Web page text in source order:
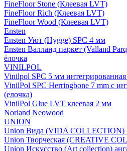
FineFloor Stone (Клеевая LVT)
FineFloor Rich (Клеевая LVT)
FineFloor Wood (Клеевая LVT)
Ensten
Ensten Уют (Hygge) SPC 4 мм
Ensten Валланд паркет (Valland
ёлочка
VINILPOL
Vinilpol SPC 5 мм
VinilPol SPC Herringbone 7 mm с
(елочка)
VinilPol Glue LVT клеевая 2 мм
Norland Neowood
UNION
Union Вида (VIDA COLLECTION)
Union Творческая (CREATIVE
Union Искусство (Art collection)